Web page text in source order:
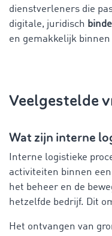
dienstverleners die
digitale, juridisch
en gemakkelijk
Veelgestelde
Wat zijn interne
Interne logistieke
activiteiten binnen
het beheer en de
hetzelfde bedrijf. Dit
Het ontvangen van